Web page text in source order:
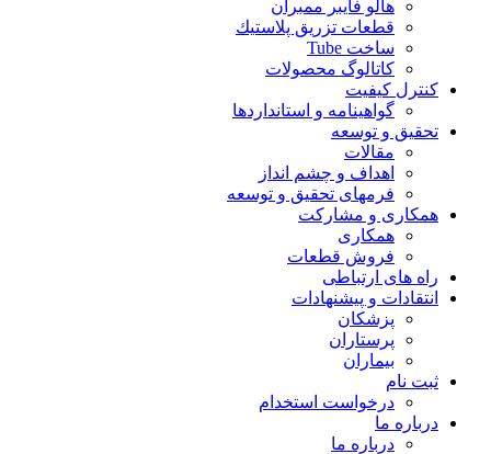
هالو فایبر ممبران
قطعات تزريق پلاستيك
ساخت Tube
کاتالوگ محصولات
کنترل کیفیت
گواهينامه و استانداردها
تحقيق و توسعه
مقالات
اهداف و چشم انداز
فرمهای تحقیق و توسعه
همکاری و مشارکت
همکاری
فروش قطعات
راه های ارتباطی
انتقادات و پيشنهادات
پزشكان
پرستاران
بيماران
ثبت نام
درخواست استخدام
درباره ما
درباره ما